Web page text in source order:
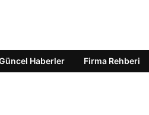
Haberler Firma Rehberi